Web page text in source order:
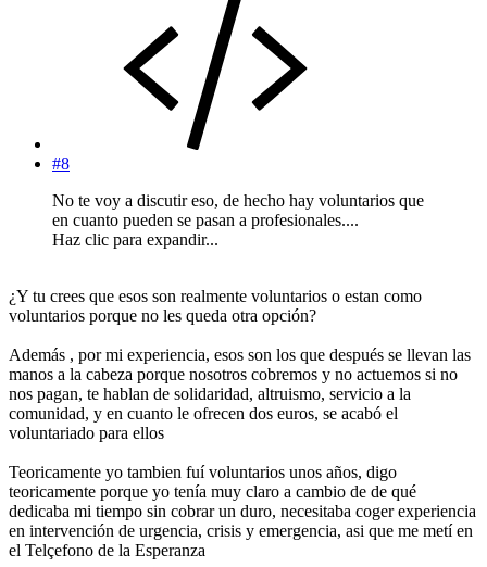
#8
No te voy a discutir eso, de hecho hay voluntarios que
en cuanto pueden se pasan a profesionales....
Haz clic para expandir...
¿Y tu crees que esos son realmente voluntarios o estan como
voluntarios porque no les queda otra opción?
Además , por mi experiencia, esos son los que después se llevan las
manos a la cabeza porque nosotros cobremos y no actuemos si no
nos pagan, te hablan de solidaridad, altruismo, servicio a la
comunidad, y en cuanto le ofrecen dos euros, se acabó el
voluntariado para ellos
Teoricamente yo tambien fuí voluntarios unos años, digo
teoricamente porque yo tenía muy claro a cambio de de qué
dedicaba mi tiempo sin cobrar un duro, necesitaba coger experiencia
en intervención de urgencia, crisis y emergencia, asi que me metí en
el Telçefono de la Esperanza